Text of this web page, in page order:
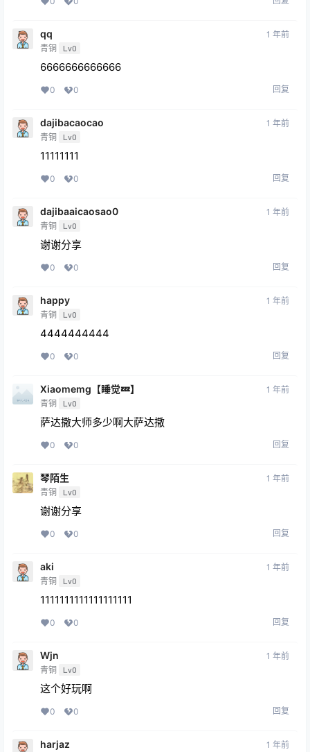
qq
青铜 Lv0
1 年前
6666666666666
0 0 回复
dajibacaocao
青铜 Lv0
1 年前
11111111
0 0 回复
dajibaaicaosao0
青铜 Lv0
1 年前
谢谢分享
0 0 回复
happy
青铜 Lv0
1 年前
4444444444
0 0 回复
Xiaomemg【睡觉💤】
青铜 Lv0
1 年前
萨达撒大师多少啊大萨达撒
0 0 回复
琴陌生
青铜 Lv0
1 年前
谢谢分享
0 0 回复
aki
青铜 Lv0
1 年前
1111111111111111111
0 0 回复
Wjn
青铜 Lv0
1 年前
这个好玩啊
0 0 回复
harjaz 1 年前